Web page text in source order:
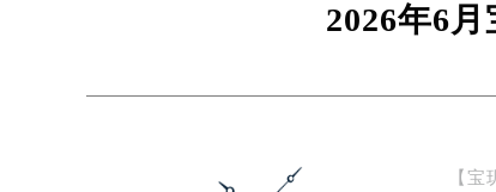
上海市徐汇区虹桥路3号港汇
扬州市邗江区国展路29号星耀
2026年6
【